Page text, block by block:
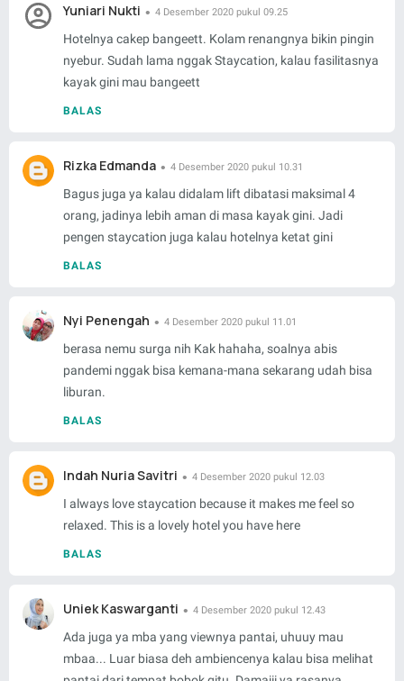
Yuniari Nukti 4 Desember 2020 pukul 09.25
Hotelnya cakep bangeett. Kolam renangnya bikin pingin
nyebur. Sudah lama nggak Staycation, kalau fasilitasnya
kayak gini mau bangeett
BALAS
Rizka Edmanda 4 Desember 2020 pukul 10.31
Bagus juga ya kalau didalam lift dibatasi maksimal 4
orang, jadinya lebih aman di masa kayak gini. Jadi
pengen staycation juga kalau hotelnya ketat gini
BALAS
Nyi Penengah 4 Desember 2020 pukul 11.01
berasa nemu surga nih Kak hahaha, soalnya abis
pandemi nggak bisa kemana-mana sekarang udah bisa
liburan.
BALAS
Indah Nuria Savitri 4 Desember 2020 pukul 12.03
I always love staycation because it makes me feel so
relaxed. This is a lovely hotel you have here
BALAS
Uniek Kaswarganti 4 Desember 2020 pukul 12.43
Ada juga ya mba yang viewnya pantai, uhuuy mau
mbaa... Luar biasa deh ambiencenya kalau bisa melihat